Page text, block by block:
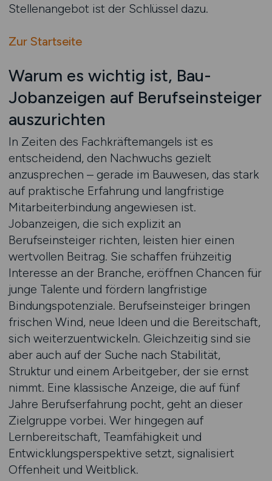
Stellenangebot ist der Schlüssel dazu.
Zur Startseite
Warum es wichtig ist, Bau-
Jobanzeigen auf Berufseinsteiger
auszurichten
In Zeiten des Fachkräftemangels ist es
entscheidend, den Nachwuchs gezielt
anzusprechen – gerade im Bauwesen, das stark
auf praktische Erfahrung und langfristige
Mitarbeiterbindung angewiesen ist.
Jobanzeigen, die sich explizit an
Berufseinsteiger richten, leisten hier einen
wertvollen Beitrag. Sie schaffen frühzeitig
Interesse an der Branche, eröffnen Chancen für
junge Talente und fördern langfristige
Bindungspotenziale. Berufseinsteiger bringen
frischen Wind, neue Ideen und die Bereitschaft,
sich weiterzuentwickeln. Gleichzeitig sind sie
aber auch auf der Suche nach Stabilität,
Struktur und einem Arbeitgeber, der sie ernst
nimmt. Eine klassische Anzeige, die auf fünf
Jahre Berufserfahrung pocht, geht an dieser
Zielgruppe vorbei. Wer hingegen auf
Lernbereitschaft, Teamfähigkeit und
Entwicklungsperspektive setzt, signalisiert
Offenheit und Weitblick.